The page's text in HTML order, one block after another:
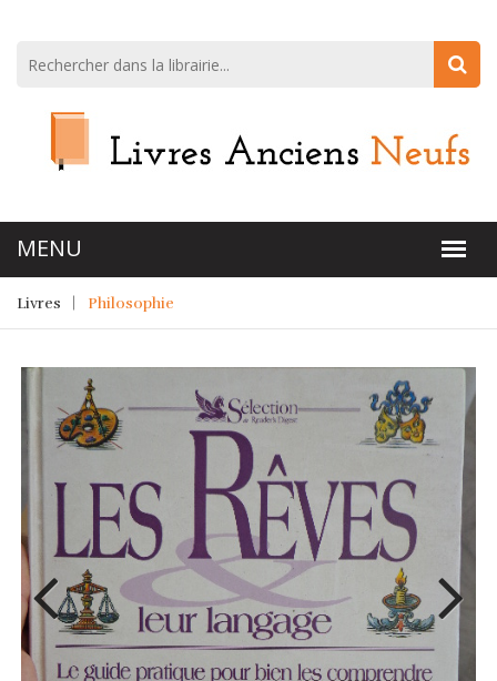
Livres Philosophie